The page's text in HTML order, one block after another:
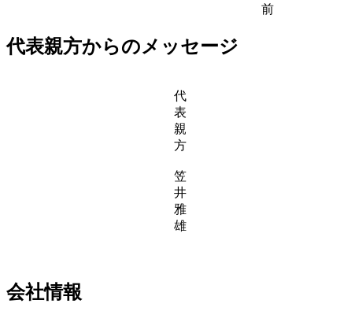
前
代表親方からのメッセージ
代
表
親
方
笠
井
雅
雄
会社情報